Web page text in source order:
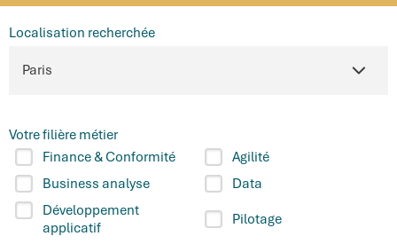
Localisation recherchée
Votre filière métier
Finance & Conformité
Agilité
Business analyse
Data
Développement
applicatif
Pilotage